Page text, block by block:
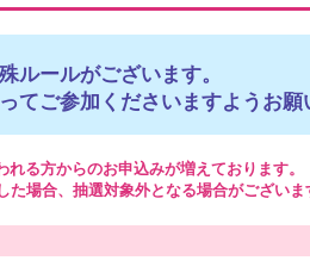
ルールがございます。
てご参加くださいますようお願
る方からのお申込みが増えております。
場合、抽選対象外となる場合がございま